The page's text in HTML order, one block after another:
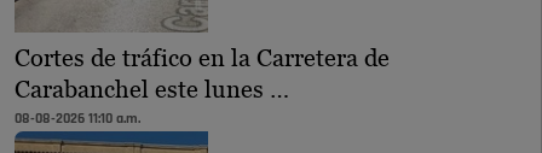
Cortes de tráfico en la Carretera de
Carabanchel este lunes …
08-08-2026 11:10 a.m.